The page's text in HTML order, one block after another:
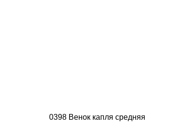
0398 Венок капля средняя